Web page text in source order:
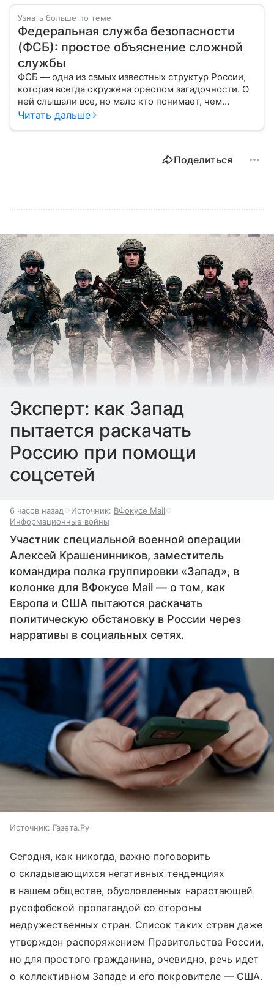
Узнать больше по теме
Федеральная служба безопасности
(ФСБ): простое объяснение сложной
службы
ФСБ — одна из самых известных структур России,
которая всегда окружена ореолом загадочности. О
ней слышали все, но мало кто понимает, чем
именно занимается Федеральная служба
Читать дальше
Поделиться
Эксперт: как Запад
пытается раскачать
Россию при помощи
соцсетей
6 часов назад Источник: ВФокусе Mail
Информационные войны
Участник специальной военной операции
Алексей Крашенинников, заместитель
командира полка группировки «Запад», в
колонке для ВФокусе Mail — о том, как
Европа и США пытаются раскачать
политическую обстановку в России через
нарративы в социальных сетях.
Источник: Газета.Ру
Сегодня, как никогда, важно поговорить
о складывающихся негативных тенденциях
в нашем обществе, обусловленных нарастающей
русофобской пропагандой со стороны
недружественных стран. Список таких стран даже
утвержден распоряжением Правительства России,
но для простого гражданина, очевидно, речь идет
о коллективном Западе и его покровителе — США.